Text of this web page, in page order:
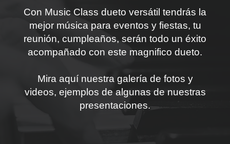
Con Music Class dueto versátil tendrás la
mejor música para eventos y fiestas, tu
reunión, cumpleaños, serán todo un éxito
acompañado con este magnifico dueto.
Mira aquí nuestra galería de fotos y
videos, ejemplos de algunas de nuestras
presentaciones.